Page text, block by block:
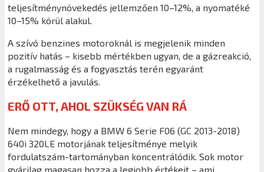
teljesítménynövekedés jellemzően 10–12%, a nyomatéké
10–15% körül alakul.
A szívó benzines motoroknál is megjelenik minden
pozitív hatás – kisebb mértékben ugyan, de a gázreakció,
a rugalmasság és a fogyasztás terén egyaránt
érzékelhető a javulás.
ERŐ OTT, AHOL SZÜKSÉG VAN RÁ
Nem mindegy, hogy a BMW 6 Serie F06 (GC 2013-2018)
640i 320LE motorjának teljesítménye melyik
fordulatszám-tartományban koncentrálódik. Sok motor
gyárilag magasan hozza a legjobb értékeit – ami